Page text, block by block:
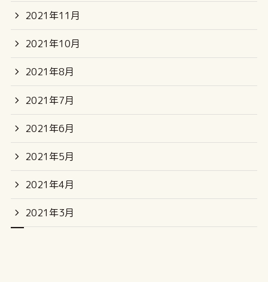
2021年11月
2021年10月
2021年8月
2021年7月
2021年6月
2021年5月
2021年4月
2021年3月